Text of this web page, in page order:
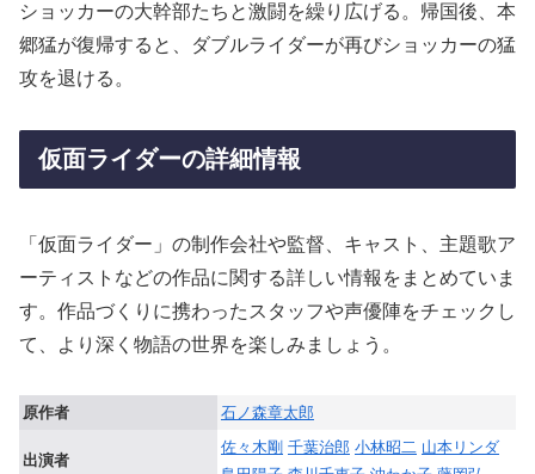
ショッカーの大幹部たちと激闘を繰り広げる。帰国後、本
郷猛が復帰すると、ダブルライダーが再びショッカーの猛
攻を退ける。
仮面ライダーの詳細情報
「仮面ライダー」の制作会社や監督、キャスト、主題歌ア
ーティストなどの作品に関する詳しい情報をまとめていま
す。作品づくりに携わったスタッフや声優陣をチェックし
て、より深く物語の世界を楽しみましょう。
原作者 石ノ森章太郎
出演者
佐々木剛 千葉治郎 小林昭二 山本リンダ